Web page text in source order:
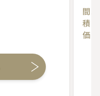
間取
積
価